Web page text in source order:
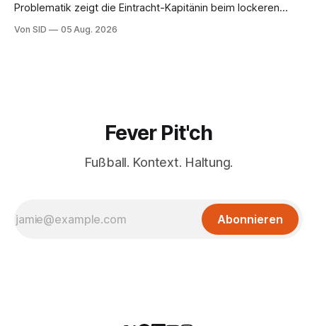
Problematik zeigt die Eintracht-Kapitänin beim lockeren
Von SID 05 Aug. 2026
Fever Pit'ch
Fußball. Kontext. Haltung.
Abonnieren